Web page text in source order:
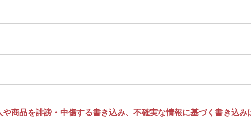
商品を誹謗・中傷する書き込み、不確実な情報に基づく書き込み